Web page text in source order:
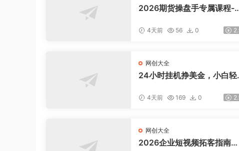
2026期货操盘手专属课程-
适配短线玩家打造成熟交易
4天前 56 0
网创大全
24小时挂机挣美金，小白轻
4天前 169 0
网创大全
2026企业短视频拓客指南：